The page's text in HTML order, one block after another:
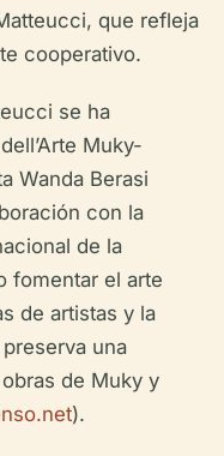
que refleja
cooperativo.
se ha
Muky-
Wanda Berasi
con la
de la
fomentar el arte
de artistas y la
una
de Muky y
).